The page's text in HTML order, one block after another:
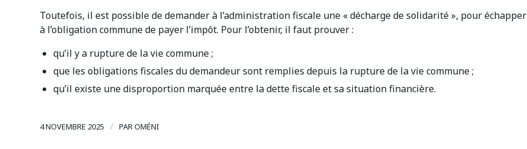
Toutefois, il est possible de demander à l’administration fiscale une « décharge de solidarité », pour échapper
à l’obligation commune de payer l’impôt. Pour l’obtenir, il faut prouver :
qu’il y a rupture de la vie commune ;
que les obligations fiscales du demandeur sont remplies depuis la rupture de la vie commune ;
qu’il existe une disproportion marquée entre la dette fiscale et sa situation financière.
4 NOVEMBRE 2025 / PAROMÉNI